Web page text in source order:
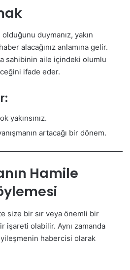
duymanız, yakın
alacağınız anlamına gelir.
sahibinin aile içindeki olumlu
ifade eder.
yakınsınız.
artacağı bir dönem.
Hamile
size bir sır veya önemli bir
işareti olabilir. Aynı zamanda
habercisi olarak